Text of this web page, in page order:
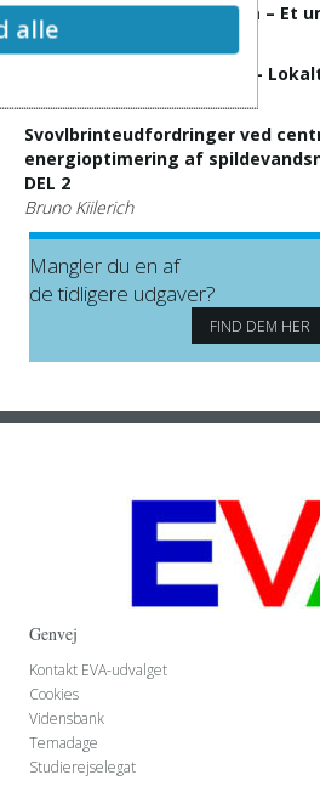
Recipient og Afløbssystem – Et
Mads Uggerby
Fremtidens afløbssystem –
Svovlbrinteudfordringer ved
energioptimering af
DEL 2
Bruno Kiilerich
Mangler du en af
de tidligere udgaver?
FIND DEM HER
Genvej
Kontakt EVA-udvalget
Cookies
Vidensbank
Temadage
Studierejselegat
alle